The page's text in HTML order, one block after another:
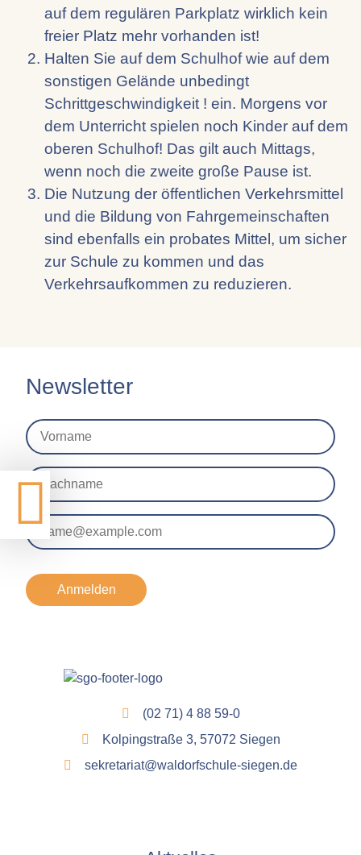
auf dem regulären Parkplatz wirklich kein
freier Platz mehr vorhanden ist!
Halten Sie auf dem Schulhof wie auf dem
sonstigen Gelände unbedingt
Schrittgeschwindigkeit ! ein. Morgens vor
dem Unterricht spielen noch Kinder auf dem
oberen Schulhof! Das gilt auch Mittags,
wenn noch die zweite große Pause ist.
Die Nutzung der öffentlichen Verkehrsmittel
und die Bildung von Fahrgemeinschaften
sind ebenfalls ein probates Mittel, um sicher
zur Schule zu kommen und das
Verkehrsaufkommen zu reduzieren.
Newsletter
Anmelden
(02 71) 4 88 59-0
Kolpingstraße 3, 57072 Siegen
sekretariat@waldorfschule-siegen.de